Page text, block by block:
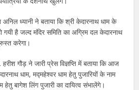
अनिल ध्यानी ने बताया कि श्री केदारनाथ धाम के
है जल्द मंदिर समिति का अग्रिम दल केदारनाथ
करेगा।
हरीश गौड़ ने जारी प्रेस विज्ञप्ति में बताया कि आज
धाम, मद्महेश्वर धाम हेतु पुजारियों के नाम
हेतु बागेश लिंग पुजारी का दायित्व संभालेंगे।